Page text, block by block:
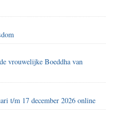
vrouwelijke Boeddha van
t/m 17 december 2026 online